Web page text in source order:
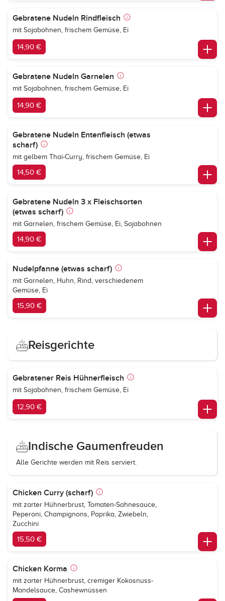
Gebratene Nudeln Rindfleisch
mit Sojabohnen, frischem Gemüse, Ei
14,90 €
Gebratene Nudeln Garnelen
mit Sojabohnen, frischem Gemüse, Ei
14,90 €
Gebratene Nudeln Entenfleisch (etwas
scharf)
mit gelbem Thai-Curry, frischem Gemüse, Ei
14,50 €
Gebratene Nudeln 3 x Fleischsorten
(etwas scharf)
mit Garnelen, frischem Gemüse, Ei, Sojabohnen
14,90 €
Nudelpfanne (etwas scharf)
mit Garnelen, Huhn, Rind, verschiedenem
Gemüse, Ei
15,90 €
Reisgerichte
Gebratener Reis Hühnerfleisch
mit Sojabohnen, frischem Gemüse, Ei
12,90 €
Indische Gaumenfreuden
Alle Gerichte werden mit Reis serviert.
Chicken Curry (scharf)
mit zarter Hühnerbrust, Tomaten-Sahnesauce,
Peperoni, Champignons, Paprika, Zwiebeln,
Zucchini
15,50 €
Chicken Korma
mit zarter Hühnerbrust, cremiger Kokosnuss-
Mandelsauce, Cashewnüssen